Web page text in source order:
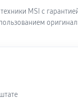
MSI с